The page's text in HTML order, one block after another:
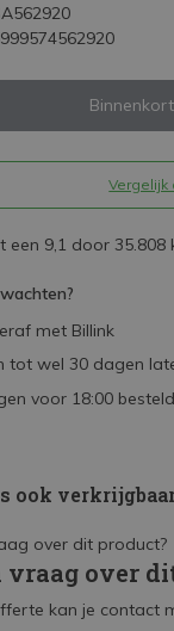
Vergelijk
een 9,1 door 35.808
met Billink
tot wel 30 dagen
voor 18:00
ook
vraag over
kan je contact